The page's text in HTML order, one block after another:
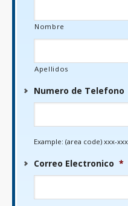
Nombre
Apellidos
Numero de Telefono
Example: (area code) xxx-
Correo Electronico *